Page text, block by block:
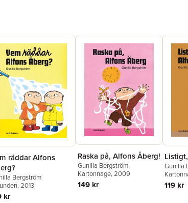
räddar Alfons
Bergström
, 2013
kr
Raska på, Alfons Åberg!
Gunilla Bergström
Kartonnage, 2009
149 kr
Gunilla
119 kr